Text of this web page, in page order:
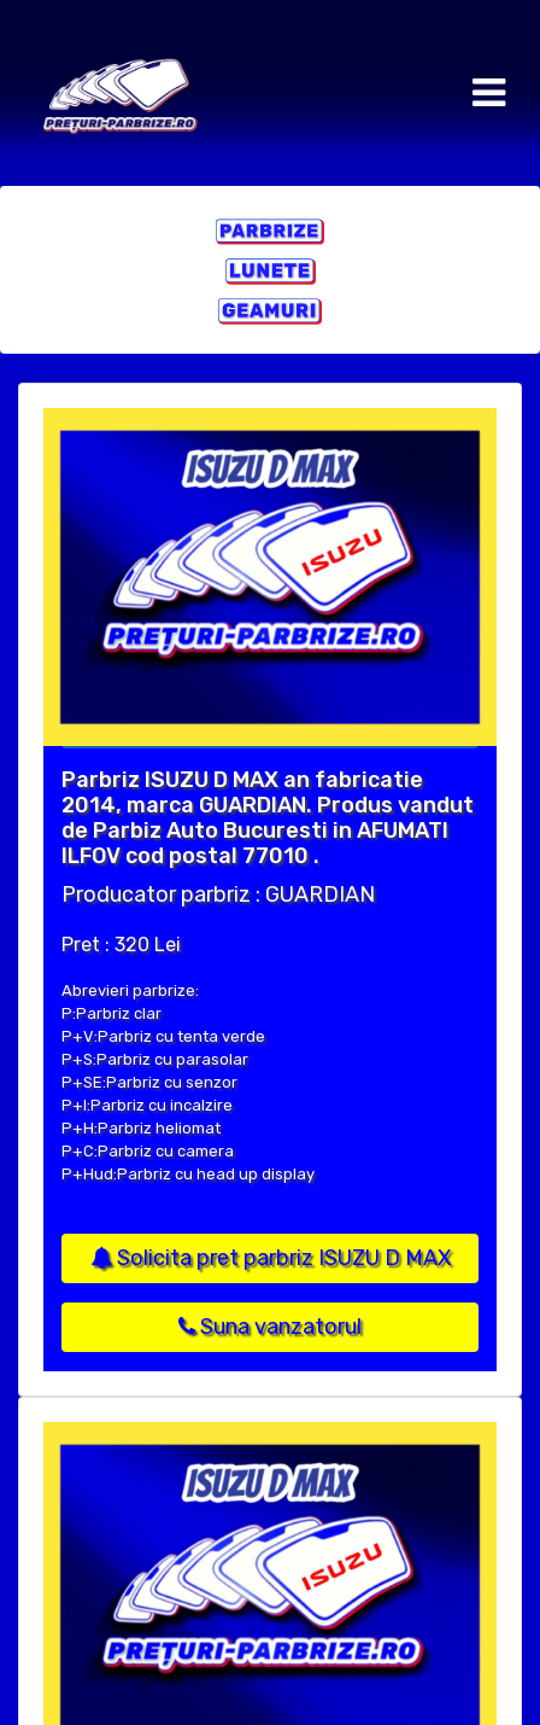
Parbriz ISUZU D MAX an fabricatie
2014, marca GUARDIAN. Produs vandut
de Parbiz Auto Bucuresti in AFUMATI
ILFOV cod postal 77010 .
Producator parbriz : GUARDIAN
Pret : 320 Lei
Abrevieri parbrize:
P:Parbriz clar
P+V:Parbriz cu tenta verde
P+S:Parbriz cu parasolar
P+SE:Parbriz cu senzor
P+I:Parbriz cu incalzire
P+H:Parbriz heliomat
P+C:Parbriz cu camera
P+Hud:Parbriz cu head up display
Solicita pret parbriz ISUZU D MAX
Suna vanzatorul